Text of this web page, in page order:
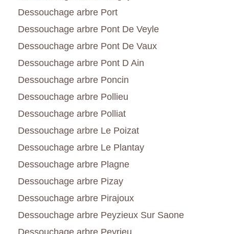
Dessouchage arbre Port
Dessouchage arbre Pont De Veyle
Dessouchage arbre Pont De Vaux
Dessouchage arbre Pont D Ain
Dessouchage arbre Poncin
Dessouchage arbre Pollieu
Dessouchage arbre Polliat
Dessouchage arbre Le Poizat
Dessouchage arbre Le Plantay
Dessouchage arbre Plagne
Dessouchage arbre Pizay
Dessouchage arbre Pirajoux
Dessouchage arbre Peyzieux Sur Saone
Dessouchage arbre Peyrieu